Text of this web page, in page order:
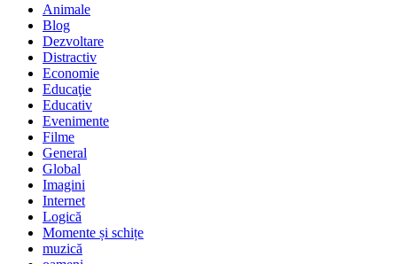
Animale
Blog
Dezvoltare
Distractiv
Economie
Educaţie
Educativ
Evenimente
Filme
General
Global
Imagini
Internet
Logică
Momente și schițe
muzică